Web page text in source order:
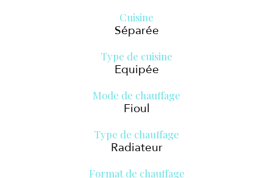
Cuisine
Séparée
Type de cuisine
Equipée
Mode de chauffage
Fioul
Type de chauffage
Radiateur
Format de chauffage